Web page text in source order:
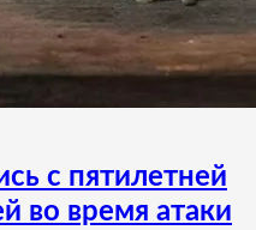
с пятилетней
во время атаки